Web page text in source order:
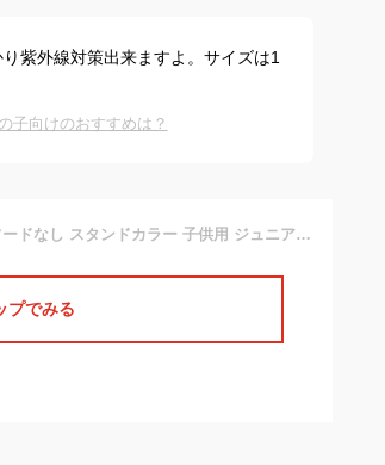
紫外線対策出来ますよ。サイズは1
子向けのおすすめは？
冷感 ラッシュガード スクール キッズ フードなし スタンドカラー 子供用 ジュニア パーカー 長袖 UV UVカット ラッシュパーカー UVパーカー スクール水着 サーフパンツ トレンカ レギンス 小学校 授業 用 KICKS KJM-20
プでみる